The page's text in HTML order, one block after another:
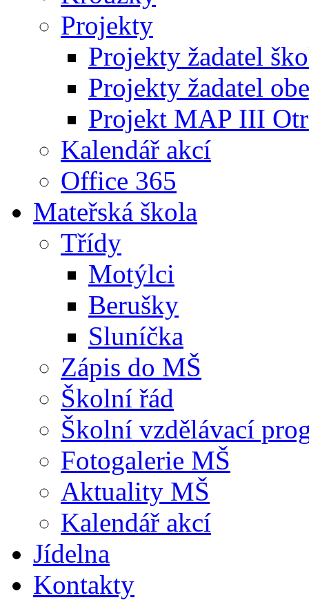
Projekty
Projekty žadatel
Projekty žadatel
Projekt MAP III
Kalendář akcí
Office 365
Mateřská škola
Třídy
Motýlci
Berušky
Sluníčka
Zápis do MŠ
Školní řád
Školní vzdělávací
Fotogalerie MŠ
Aktuality MŠ
Kalendář akcí
Jídelna
Kontakty